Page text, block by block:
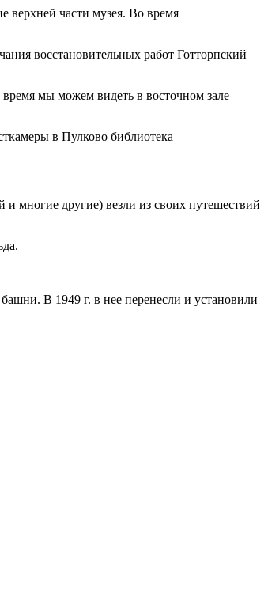
верхней части музея. Во время
восстановительных работ Готторпский
мы можем видеть в восточном зале
в Пулково библиотека
многие другие) везли из своих путешествий
В 1949 г. в нее перенесли и установили